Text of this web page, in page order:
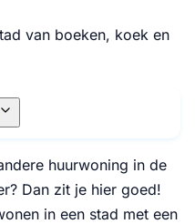
van boeken, koek en
huurwoning in de
Dan zit je hier goed!
in een stad met een